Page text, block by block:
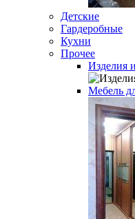
Детские
Гардеробные
Кухни
Прочее
Изделия
Мебель